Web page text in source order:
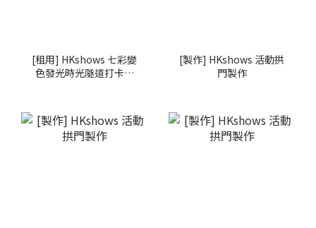
[租用] HKshows 七彩變
色發光時光隧道打卡裝
[製作] HKshows 活動拱
門製作